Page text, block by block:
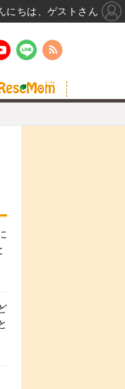
にちは、ゲストさん